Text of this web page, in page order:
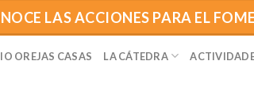
LAS ACCIONES PARA EL
OREJAS CASAS LA CÁTEDRA